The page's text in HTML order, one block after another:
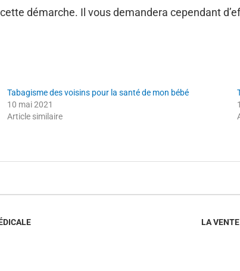
démarche. Il vous demandera cependant
Tabagisme des voisins pour la santé de mon bébé
10 mai 2021
Article similaire
LA